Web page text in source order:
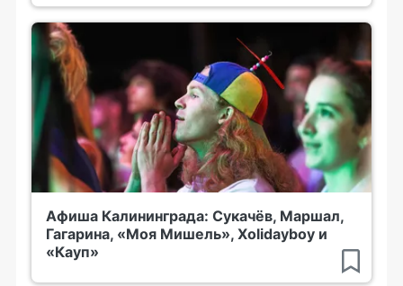
Афиша Калининграда: Сукачёв, Маршал,
Гагарина, «Моя Мишель», Xolidayboy и
«Кауп»